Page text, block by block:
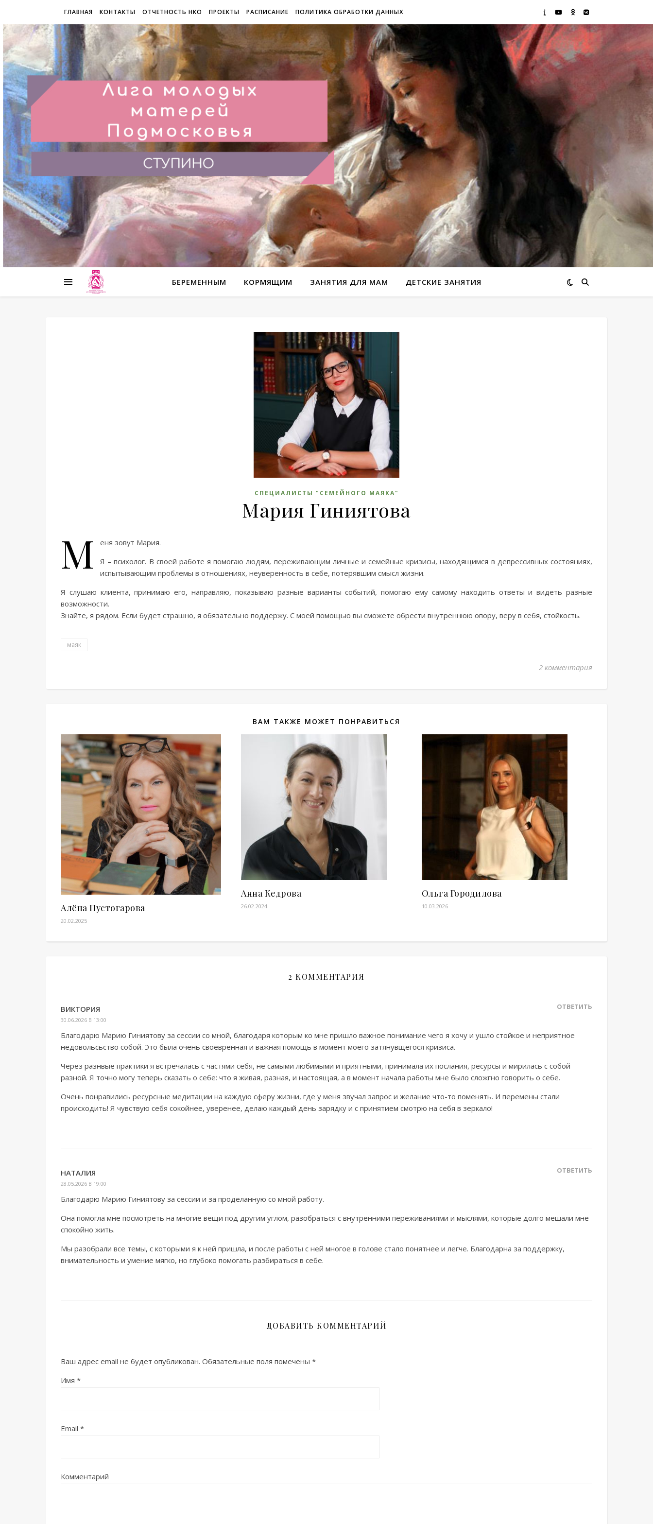
ГЛАВНАЯ КОНТАКТЫ ОТЧЕТНОСТЬ НКО ПРОЕКТЫ РАСПИСАНИЕ ПОЛИТИКА ОБРАБОТКИ ДАННЫХ
БЕРЕМЕННЫМ КОРМЯЩИМ ЗАНЯТИЯ ДЛЯ МАМ ДЕТСКИЕ ЗАНЯТИЯ
СПЕЦИАЛИСТЫ "СЕМЕЙНОГО МАЯКА"
Мария Гиниятова
М
еня зовут Мария.
Я – психолог. В своей работе я помогаю людям, переживающим личные и семейные кризисы, находящимся в депрессивных состояниях,
испытывающим проблемы в отношениях, неуверенность в себе, потерявшим смысл жизни.
Я слушаю клиента, принимаю его, направляю, показываю разные варианты событий, помогаю ему самому находить ответы и видеть разные
возможности.
Знайте, я рядом. Если будет страшно, я обязательно поддержу. С моей помощью вы сможете обрести внутреннюю опору, веру в себя, стойкость.
маяк
2 комментария
ВАМ ТАКЖЕ МОЖЕТ ПОНРАВИТЬСЯ
Алёна Пустогарова
20.02.2025
Анна Кедрова
26.02.2024
Ольга Городилова
10.03.2026
2 КОММЕНТАРИЯ
ВИКТОРИЯ
30.06.2026 В 13:00
ОТВЕТИТЬ
Благодарю Марию Гиниятову за сессии со мной, благодаря которым ко мне пришло важное понимание чего я хочу и ушло стойкое и неприятное
недовольсьство собой. Это была очень своевренная и важная помощь в момент моего затянувщегося кризиса.
Через разнвые практики я встречалась с частями себя, не самыми любимыми и приятными, принимала их послания, ресурсы и мирилась с собой
разной. Я точно могу теперь сказать о себе: что я живая, разная, и настоящая, а в момент начала работы мне было сложгно говорить о себе.
Очень понравились ресурсные медитации на каждую сферу жизни, где у меня звучал запрос и желание что-то поменять. И перемены стали
происходить! Я чувствую себя сокойнее, уверенее, делаю каждый день зарядку и с принятием смотрю на себя в зеркало!
НАТАЛИЯ
28.05.2026 В 19:00
ОТВЕТИТЬ
Благодарю Марию Гиниятову за сессии и за проделанную со мной работу.
Она помогла мне посмотреть на многие вещи под другим углом, разобраться с внутренними переживаниями и мыслями, которые долго мешали мне
спокойно жить.
Мы разобрали все темы, с которыми я к ней пришла, и после работы с ней многое в голове стало понятнее и легче. Благодарна за поддержку,
внимательность и умение мягко, но глубоко помогать разбираться в себе.
ДОБАВИТЬ КОММЕНТАРИЙ
Ваш адрес email не будет опубликован. Обязательные поля помечены *
Имя *
Email *
Комментарий